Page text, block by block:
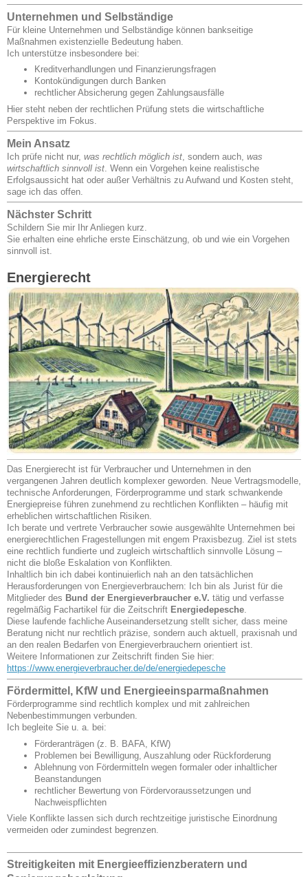
Unternehmen und Selbständige
Für kleine Unternehmen und Selbständige können bankseitige
Maßnahmen existenzielle Bedeutung haben.
Ich unterstütze insbesondere bei:
Kreditverhandlungen und Finanzierungsfragen
Kontokündigungen durch Banken
rechtlicher Absicherung gegen Zahlungsausfälle
Hier steht neben der rechtlichen Prüfung stets die wirtschaftliche
Perspektive im Fokus.
Mein Ansatz
Ich prüfe nicht nur, was rechtlich möglich ist , sondern auch, was
wirtschaftlich sinnvoll ist . Wenn ein Vorgehen keine realistische
Erfolgsaussicht hat oder außer Verhältnis zu Aufwand und Kosten steht,
sage ich das offen.
Nächster Schritt
Schildern Sie mir Ihr Anliegen kurz.
Sie erhalten eine ehrliche erste Einschätzung, ob und wie ein Vorgehen
sinnvoll ist.
Energierecht
Das Energierecht ist für Verbraucher und Unternehmen in den
vergangenen Jahren deutlich komplexer geworden. Neue Vertragsmodelle,
technische Anforderungen, Förderprogramme und stark schwankende
Energiepreise führen zunehmend zu rechtlichen Konflikten – häufig mit
erheblichen wirtschaftlichen Risiken.
Ich berate und vertrete Verbraucher sowie ausgewählte Unternehmen bei
energierechtlichen Fragestellungen mit engem Praxisbezug. Ziel ist stets
eine rechtlich fundierte und zugleich wirtschaftlich sinnvolle Lösung –
nicht die bloße Eskalation von Konflikten.
Inhaltlich bin ich dabei kontinuierlich nah an den tatsächlichen
Herausforderungen von Energieverbrauchern: Ich bin als Jurist für die
Mitglieder des Bund der Energieverbraucher e.V. tätig und verfasse
regelmäßig Fachartikel für die Zeitschrift Energiedepesche.
Diese laufende fachliche Auseinandersetzung stellt sicher, dass meine
Beratung nicht nur rechtlich präzise, sondern auch aktuell, praxisnah und
an den realen Bedarfen von Energieverbrauchern orientiert ist.
Weitere Informationen zur Zeitschrift finden Sie hier:
https://www.energieverbraucher.de/de/energiedepesche
Fördermittel, KfW und Energieeinsparmaßnahmen
Förderprogramme sind rechtlich komplex und mit zahlreichen
Nebenbestimmungen verbunden.
Ich begleite Sie u. a. bei:
Förderanträgen (z. B. BAFA, KfW)
Problemen bei Bewilligung, Auszahlung oder Rückforderung
Ablehnung von Fördermitteln wegen formaler oder inhaltlicher
Beanstandungen
rechtlicher Bewertung von Fördervoraussetzungen und
Nachweispflichten
Viele Konflikte lassen sich durch rechtzeitige juristische Einordnung
vermeiden oder zumindest begrenzen.
Streitigkeiten mit Energieeffizienzberatern und